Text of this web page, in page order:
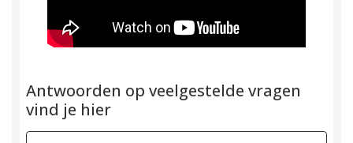
Antwoorden op veelgestelde vragen
vind je hier